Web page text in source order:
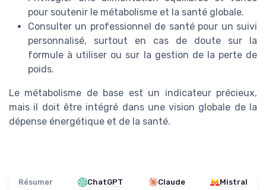
pour soutenir le métabolisme et la santé globale.
Consulter un professionnel de santé pour un suivi
personnalisé, surtout en cas de doute sur la
formule à utiliser ou sur la gestion de la perte de
poids.
Le métabolisme de base est un indicateur précieux,
mais il doit être intégré dans une vision globale de la
dépense énergétique et de la santé.
Résumer ChatGPT Claude Mistral